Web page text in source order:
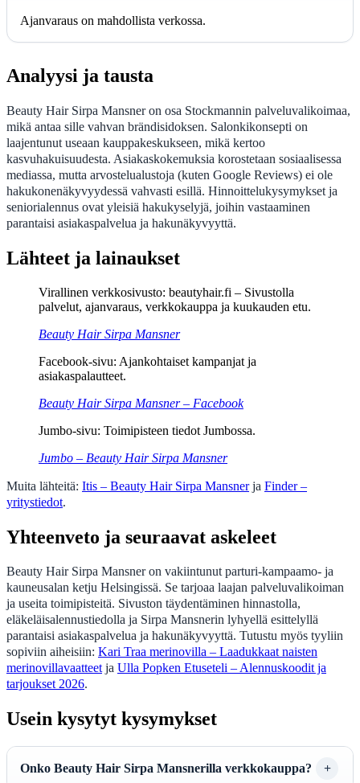
Ajanvaraus on mahdollista verkossa.
Analyysi ja tausta
Beauty Hair Sirpa Mansner on osa Stockmannin palveluvalikoimaa,
mikä antaa sille vahvan brändisidoksen. Salonkikonsepti on
laajentunut useaan kauppakeskukseen, mikä kertoo
kasvuhakuisuudesta. Asiakaskokemuksia korostetaan sosiaalisessa
mediassa, mutta arvostelualustoja (kuten Google Reviews) ei ole
hakukonenäkyvyydessä vahvasti esillä. Hinnoittelukysymykset ja
seniorialennus ovat yleisiä hakukyselyjä, joihin vastaaminen
parantaisi asiakaspalvelua ja hakunäkyvyyttä.
Lähteet ja lainaukset
Virallinen verkkosivusto: beautyhair.fi – Sivustolla
palvelut, ajanvaraus, verkkokauppa ja kuukauden etu.
Beauty Hair Sirpa Mansner
Facebook-sivu: Ajankohtaiset kampanjat ja
asiakaspalautteet.
Beauty Hair Sirpa Mansner – Facebook
Jumbo-sivu: Toimipisteen tiedot Jumbossa.
Jumbo – Beauty Hair Sirpa Mansner
Muita lähteitä: Itis – Beauty Hair Sirpa Mansnerja Finder –
yritystiedot.
Yhteenveto ja seuraavat askeleet
Beauty Hair Sirpa Mansner on vakiintunut parturi-kampaamo- ja
kauneusalan ketju Helsingissä. Se tarjoaa laajan palveluvalikoiman
ja useita toimipisteitä. Sivuston täydentäminen hinnastolla,
eläkeläisalennustiedolla ja Sirpa Mansnerin lyhyellä esittelyllä
parantaisi asiakaspalvelua ja hakunäkyvyyttä. Tutustu myös tyyliin
sopiviin aiheisiin: Kari Traa merinovilla – Laadukkaat naisten
merinovillavaatteetja Ulla Popken Etuseteli – Alennuskoodit ja
tarjoukset 2026.
Usein kysytyt kysymykset
Onko Beauty Hair Sirpa Mansnerilla verkkokauppa?